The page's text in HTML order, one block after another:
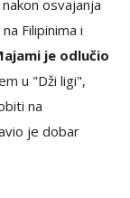
osvajanja
Filipinima i
je odlučio
u "Dži ligi",
na
je dobar